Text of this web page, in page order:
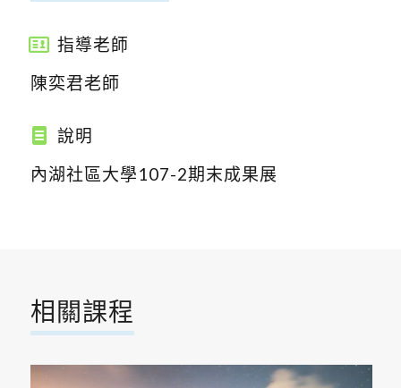
指導老師
陳奕君老師
說明
內湖社區大學107-2期末成果展
相關課程